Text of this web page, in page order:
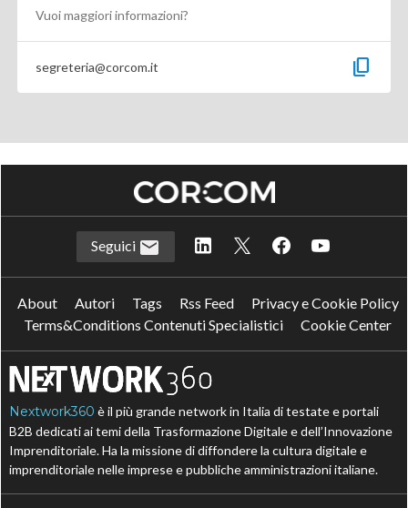
Vuoi maggiori informazioni?
segreteria@corcom.it content_copy
Seguici
About Autori Tags Rss Feed
Privacy e Cookie Policy
Terms&Conditions Contenuti Specialistici
Cookie Center
Nextwork360 è il più grande network in Italia di testate e portali
B2B dedicati ai temi della Trasformazione Digitale e dell’Innovazione
Imprenditoriale. Ha la missione di diffondere la cultura digitale e
imprenditoriale nelle imprese e pubbliche amministrazioni italiane.